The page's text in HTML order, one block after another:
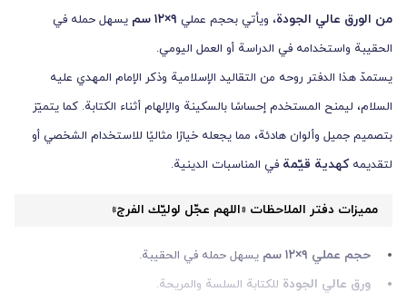
من الورق عالي الجودة، ويأتي بحجم عملي ٩×١٢ سم
يسهل حمله في
الحقيبة واستخدامه في الدراسة أو العمل اليومي.
يستمدّ هذا الدفتر روحه من التقاليد الإسلامية وذكر الإمام المهدي عليه
السلام، ليمنح المستخدم إحساسًا بالسكينة والإلهام أثناء الكتابة. كما يتميّز
بتصميم جميل وألوان هادئة، مما يجعله خيارًا مثاليًا للاستخدام الشخصي أو
لتقديمهكهدية قيّمة في المناسبات الدينية.
مميزات دفتر الملاحظات «اللهم عجّل لوليّك الفرج»
حجم عملي ٩×١٢ سم يسهل حمله في الحقيبة.
ورق عالي الجودة للكتابة السلسة والمريحة.